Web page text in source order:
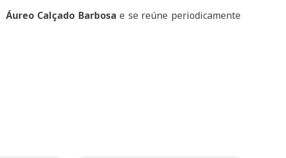
Áureo Calçado Barbosa e se reúne periodicamente